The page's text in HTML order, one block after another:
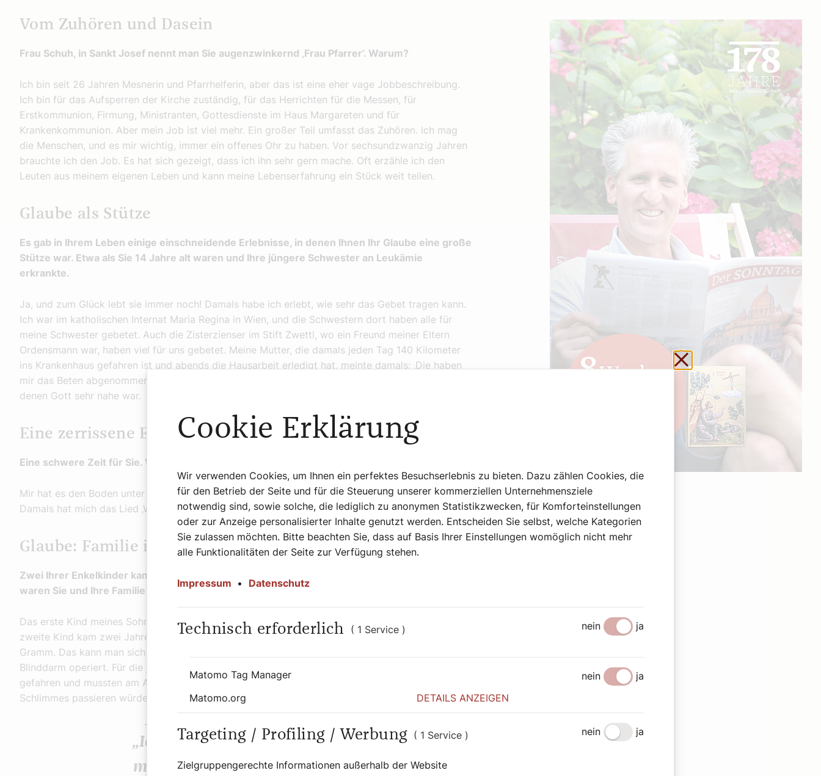
Vom Zuhören und Dasein
Frau Schuh, in Sankt Josef nennt man Sie augenzwinkernd ‚Frau Pfarrer‘. Warum?
Ich bin seit 26 Jahren Mesnerin und Pfarrhelferin, aber das ist eine eher vage Jobbeschreibung.
Ich bin für das Aufsperren der Kirche zuständig, für das Herrichten für die Messen, für
Erstkommunion, Firmung, Ministranten, Gottesdienste im Haus Margareten und für
Krankenkommunion. Aber mein Job ist viel mehr. Ein großer Teil umfasst das Zuhören. Ich mag
die Menschen, und es mir wichtig, immer ein offenes Ohr zu haben. Vor sechsundzwanzig Jahren
brauchte ich den Job. Es hat sich gezeigt, dass ich ihn sehr gern mache. Oft erzähle ich den
Leuten aus meinem eigenen Leben und kann meine Lebenserfahrung ein Stück weit teilen.
Glaube als Stütze
Es gab in Ihrem Leben einige einschneidende Erlebnisse, in denen Ihnen Ihr Glaube eine große
Stütze war. Etwa als Sie 14 Jahre alt waren und Ihre jüngere Schwester an Leukämie
erkrankte.
Ja, und zum Glück lebt sie immer noch! Damals habe ich erlebt, wie sehr das Gebet tragen kann.
Ich war im katholischen Internat Maria Regina in Wien, und die Schwestern dort haben alle für
meine Schwester gebetet. Auch die Zisterzienser im Stift Zwettl, wo ein Freund meiner Eltern
Ordensmann war, haben viel für uns gebetet. Meine Mutter, die damals jeden Tag 140 Kilometer
ins Krankenhaus gefahren ist und abends die Hausarbeit erledigt hat, meinte damals: ‚Die haben
mir das Beten abgenommen.‘ Das war eines dieser Erlebnisse, die sehr schwer waren, aber bei
denen Gott sehr nahe war. Und viele Jahre später ist meine Ehe in die Brüche gegangen.
Eine zerrissene Ehe und ein Halt im Glauben
Eine schwere Zeit für Sie. Wie haben Sie sie überstanden?
Mir hat es den Boden unter den Füßen weggezogen. Unsere Lebensplanung war eine andere.
Damals hat mich das Lied ‚Wer nur den lieben Gott lässt walten‘ durchgetragen.
Glaube: Familie in Krisenzeiten
Zwei Ihrer Enkelkinder kamen vor zwölf und zehn Jahren als Frühchen auf die Welt. Wieder
waren Sie und Ihre Familie in einer Ausnahmesituation. Was war passiert?
Das erste Kind meines Sohnes musste in der 29. Schwangerschaftswoche geholt werden. Das
zweite Kind kam zwei Jahre später in der 26. Woche zur Welt und wog bei der Geburt nur 615
Gramm. Das kann man sich kaum vorstellen. Neun Wochen später wurde es noch dazu am
Blinddarm operiert. Für die jungen Eltern war das sehr schlimm: Sie sind tagsüber ins Spital
gefahren und mussten am Abend wieder heim. Und niemand wusste, ob in der Nacht irgendwas
Schlimmes passieren würde und wie es am nächsten Tag sein würde.
„Ich mag die Menschen, und es
mir wichtig, immer ein offenes
Werbung
Schließen ohne zu
Cookie Erklärung
Wir verwenden Cookies, um Ihnen ein perfektes Besuchserlebnis zu bieten. Dazu zählen Cookies, die
für den Betrieb der Seite und für die Steuerung unserer kommerziellen Unternehmensziele
notwendig sind, sowie solche, die lediglich zu anonymen Statistikzwecken, für Komforteinstellungen
oder zur Anzeige personalisierter Inhalte genutzt werden. Entscheiden Sie selbst, welche Kategorien
Sie zulassen möchten. Bitte beachten Sie, dass auf Basis Ihrer Einstellungen womöglich nicht mehr
alle Funktionalitäten der Seite zur Verfügung stehen.
Impressum • Datenschutz
Technisch erforderlich ( 1 Service ) nein ja
Matomo Tag Manager nein
ja
Matomo.org
DETAILS ANZEIGEN
Targeting / Profiling / Werbung ( 1 Service )
Zielgruppengerechte Informationen außerhalb der Website
nein ja